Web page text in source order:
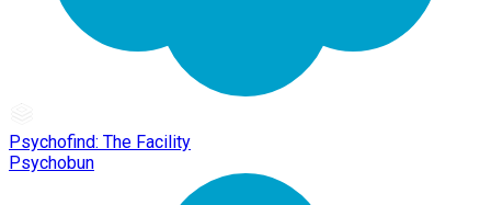
Psychofind: The Facility
Psychobun